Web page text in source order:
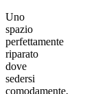
Uno
spazio
perfettamente
riparato
dove
sedersi
comodamente,